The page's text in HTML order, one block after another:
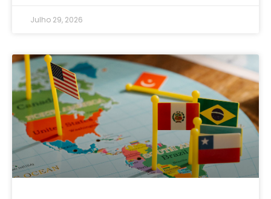
Julho 29, 2026